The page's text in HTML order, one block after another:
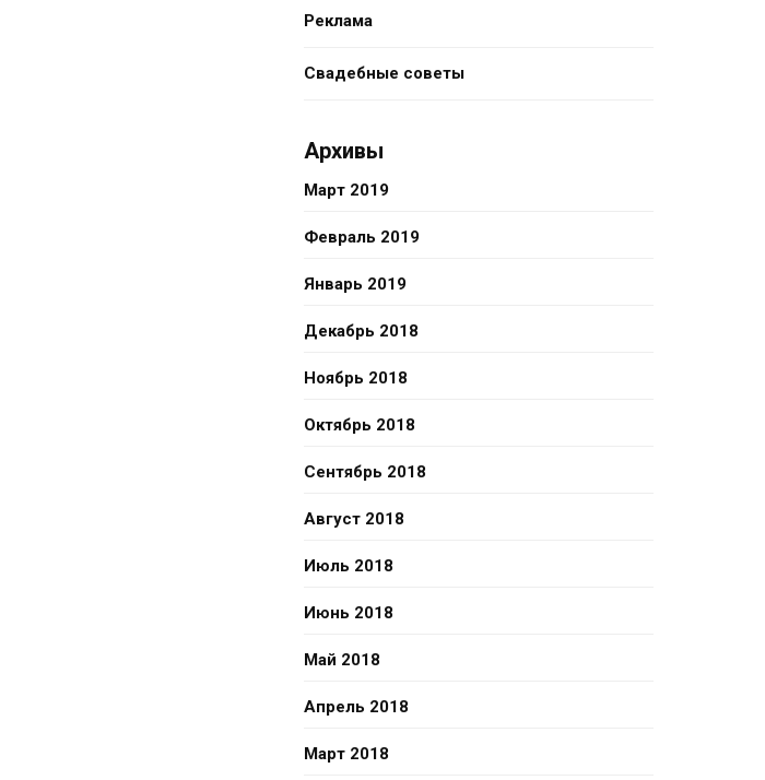
Реклама
Свадебные советы
Архивы
Март 2019
Февраль 2019
Январь 2019
Декабрь 2018
Ноябрь 2018
Октябрь 2018
Сентябрь 2018
Август 2018
Июль 2018
Июнь 2018
Май 2018
Апрель 2018
Март 2018